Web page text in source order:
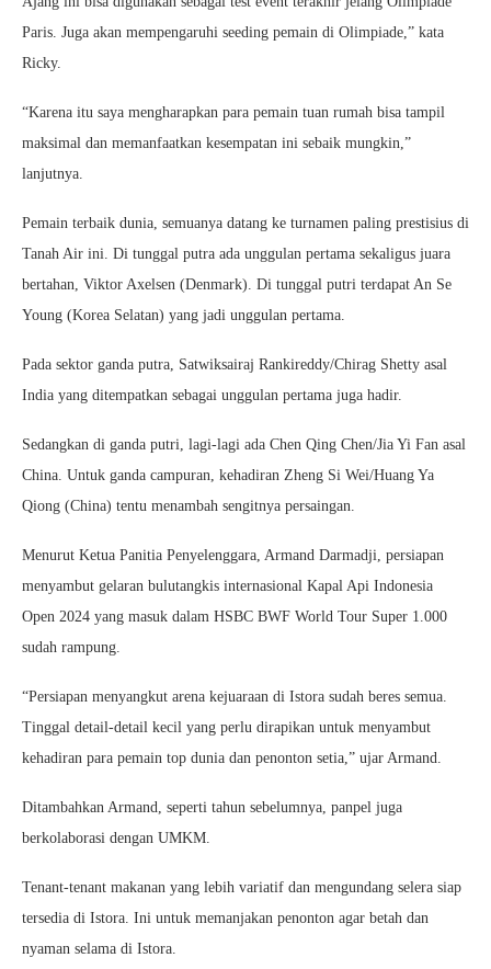
Paris. Juga akan mempengaruhi seeding pemain di Olimpiade,” kata
Ricky.
“Karena itu saya mengharapkan para pemain tuan rumah bisa tampil
maksimal dan memanfaatkan kesempatan ini sebaik mungkin,”
lanjutnya.
Pemain terbaik dunia, semuanya datang ke turnamen paling prestisius di
Tanah Air ini. Di tunggal putra ada unggulan pertama sekaligus juara
bertahan, Viktor Axelsen (Denmark). Di tunggal putri terdapat An Se
Young (Korea Selatan) yang jadi unggulan pertama.
Pada sektor ganda putra, Satwiksairaj Rankireddy/Chirag Shetty asal
India yang ditempatkan sebagai unggulan pertama juga hadir.
Sedangkan di ganda putri, lagi-lagi ada Chen Qing Chen/Jia Yi Fan asal
China. Untuk ganda campuran, kehadiran Zheng Si Wei/Huang Ya
Qiong (China) tentu menambah sengitnya persaingan.
Menurut Ketua Panitia Penyelenggara, Armand Darmadji, persiapan
menyambut gelaran bulutangkis internasional Kapal Api Indonesia
Open 2024 yang masuk dalam HSBC BWF World Tour Super 1.000
sudah rampung.
“Persiapan menyangkut arena kejuaraan di Istora sudah beres semua.
Tinggal detail-detail kecil yang perlu dirapikan untuk menyambut
kehadiran para pemain top dunia dan penonton setia,” ujar Armand.
Ditambahkan Armand, seperti tahun sebelumnya, panpel juga
berkolaborasi dengan UMKM.
Tenant-tenant makanan yang lebih variatif dan mengundang selera siap
tersedia di Istora. Ini untuk memanjakan penonton agar betah dan
nyaman selama di Istora.